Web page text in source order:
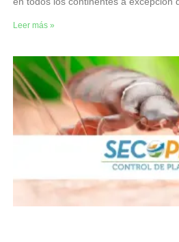
Leer más »